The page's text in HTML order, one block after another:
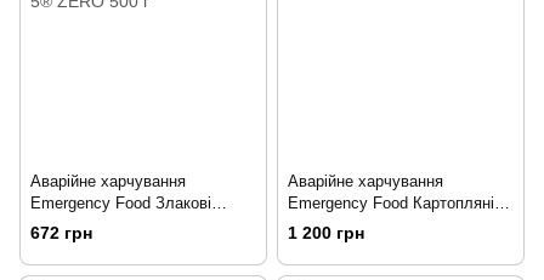
Аварійне харчування
Emergency Food Злакові
брикети без глютену NRG-5®
ZERO 500 г
672 грн
Аварійне харчування
Emergency Food Картопляні
кубики сушені 350 г
1 200 грн